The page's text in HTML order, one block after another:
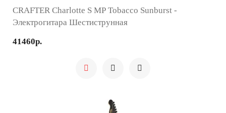
CRAFTER Charlotte S MP Tobacco Sunburst -
Электрогитара Шестиструнная
41460р.